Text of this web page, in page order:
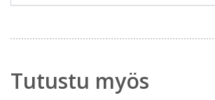
Tutustu myös